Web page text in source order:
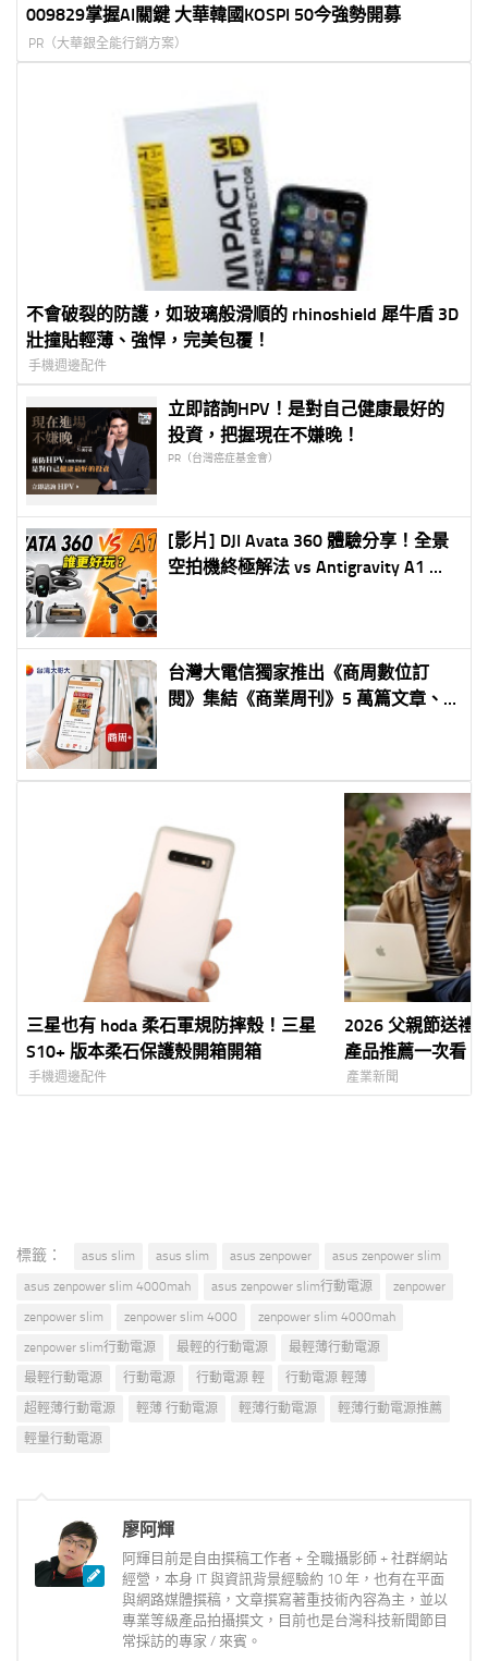
009829掌握AI關鍵 大華韓國KOSPI 50今強勢開募
PR（大華銀全能行銷方案）
不會破裂的防護，如玻璃般滑順的 rhinoshield 犀牛盾 3D
壯撞貼輕薄、強悍，完美包覆！
手機週邊配件
立即諮詢HPV！是對自己健康最好的
投資，把握現在不嫌晚！
PR（台灣癌症基金會）
[影片] DJI Avata 360 體驗分享！全景
空拍機終極解法 vs Antigravity A1 完
台灣大電信獨家推出《商周數位訂
閱》集結《商業周刊》5 萬篇文章、
三星也有 hoda 柔石軍規防摔殼！三星
S10+ 版本柔石保護殼開箱開箱
手機週邊配件
2026 父親節送禮
產品推薦一次看
Watch 到
產業新聞
標籤： asus slim asus slim asus zenpower
asus zenpower slim
asus zenpower slim 4000mah
asus zenpower slim行動電源
zenpower
zenpower slim
zenpower slim 4000
zenpower slim 4000mah
zenpower slim行動電源
最輕的行動電源
最輕薄行動電源
最輕行動電源
行動電源 行動電源 輕
行動電源 輕薄
超輕薄行動電源
輕薄 行動電源 輕薄行動電源
輕薄行動電源推薦
輕量行動電源
廖阿輝
阿輝目前是自由撰稿工作者 + 全職攝影師 + 社群網站
經營，本身 IT 與資訊背景經驗約 10 年，也有在平面
與網路媒體撰稿，文章撰寫著重技術內容為主，並以
專業等級產品拍攝撰文，目前也是台灣科技新聞節目
常採訪的專家 / 來賓。